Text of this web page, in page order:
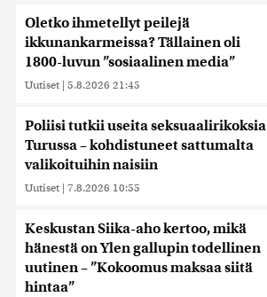
Oletko ihmetellyt peilejä
ikkunankarmeissa? Tällainen oli
1800-luvun ”sosiaalinen media”
Uutiset | 5.8.2026 21:45
Poliisi tutkii useita seksuaalirikoksia
Turussa – kohdistuneet sattumalta
valikoituihin naisiin
Uutiset | 7.8.2026 10:55
Keskustan Siika-aho kertoo, mikä
hänestä on Ylen gallupin todellinen
uutinen – ”Kokoomus maksaa siitä
hintaa”